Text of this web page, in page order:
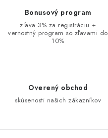
c
y
Bonusový program
zľava 3% za registráciu +
vernostný program so zľavami do
10%
Overený obchod
skúsenosti našich zákazníkov